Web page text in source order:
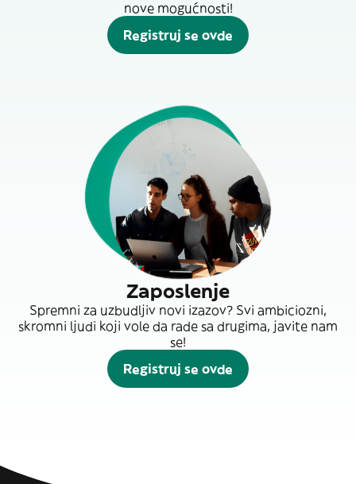
nove mogućnosti!
Registruj se ovde
Zaposlenje
Spremni za uzbudljiv novi izazov? Svi ambiciozni,
skromni ljudi koji vole da rade sa drugima, javite nam
se!
Registruj se ovde